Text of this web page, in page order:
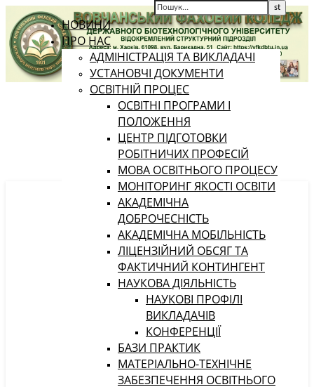
НОВИНИ
ПРО НАС
АДМІНІСТРАЦІЯ ТА ВИКЛАДАЧІ
УСТАНОВЧІ ДОКУМЕНТИ
ОСВІТНІЙ ПРОЦЕС
ОСВІТНІ ПРОГРАМИ І
ПОЛОЖЕННЯ
ЦЕНТР ПІДГОТОВКИ
РОБІТНИЧИХ ПРОФЕСІЙ
МОВА ОСВІТНЬОГО ПРОЦЕСУ
МОНІТОРИНГ ЯКОСТІ ОСВІТИ
АКАДЕМІЧНА
ДОБРОЧЕСНІСТЬ
АКАДЕМІЧНА МОБІЛЬНІСТЬ
ЛІЦЕНЗІЙНИЙ ОБСЯГ ТА
ФАКТИЧНИЙ КОНТИНГЕНТ
НАУКОВА ДІЯЛЬНІСТЬ
НАУКОВІ ПРОФІЛІ
ВИКЛАДАЧІВ
КОНФЕРЕНЦІЇ
БАЗИ ПРАКТИК
МАТЕРІАЛЬНО-ТЕХНІЧНЕ
ЗАБЕЗПЕЧЕННЯ ОСВІТНЬОГО